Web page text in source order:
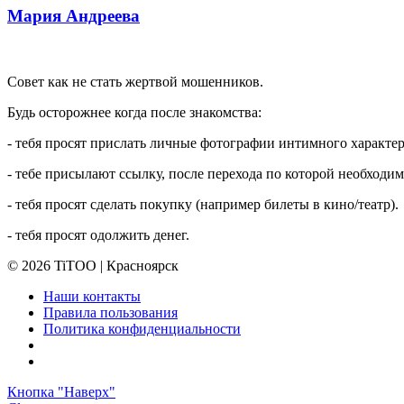
Мария Андреева
Совет как не стать жертвой мошенников.
Будь осторожнее когда после знакомства:
- тебя просят прислать личные фотографии интимного
- тебе присылают ссылку, после перехода по которой
- тебя просят сделать покупку (например билеты в кино/театр).
- тебя просят одолжить денег.
© 2026 TiTOO | Красноярск
Наши контакты
Правила пользования
Политика конфиденциальности
Кнопка "Наверх"